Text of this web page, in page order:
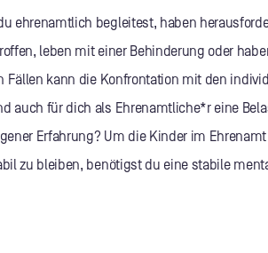
ehrenamtlich begleitest, haben
leben mit einer Behinderung oder
Fällen kann die Konfrontation mit den
auch für dich als Ehrenamtliche*r eine
Erfahrung? Um die Kinder im
zu bleiben, benötigst du eine stabile